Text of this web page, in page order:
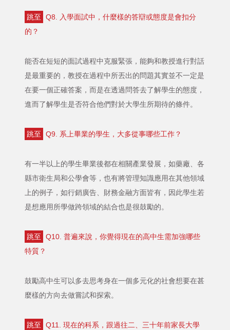
跳至
Q8. 入學面試中，什麼樣的答辯或態度是會扣分
的？
能否在短短的面試過程中克服緊張，能夠和教授進行對話
是最重要的，教授在過程中所丟出的問題其實並不一定是
在要一個正確答案，而是在透過問答去了解學生的態度，
進而了解學生是否符合他們對於大學生所期待的條件。
跳至 Q9. 系上畢業的學生，大多從事哪些工作？
有一半以上的學生畢業後都在相關產業發展，如藥廠、各
縣市衛生局和公學會等，也有將管理知識應用在其他領域
上的例子，如行銷廣告、財務金融方面皆有，因此學生若
是想應用所學做跨領域的結合也是很鼓勵的。
跳至
Q10. 普遍來說，你覺得現在的高中生需加強哪些
特質？
鼓勵高中生可以多去思考身在一個多元化的社會想要在甚
麼樣的方向去做嘗試和探索。
跳至 Q11. 現在的科系，跟過往二、三十年前家長大學